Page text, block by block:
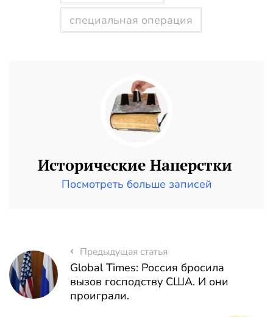
специальная операция
Исторические Наперстки
Посмотреть больше записей
Предыдущая статья
Global Times: Россия бросила
вызов господству США. И они
проиграли.